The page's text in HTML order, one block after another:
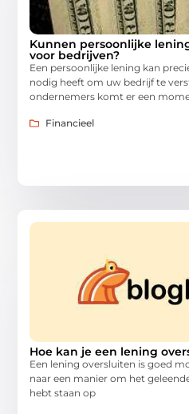
Kunnen persoonlijke
voor bedrijven?
Een persoonlijke lening kan
nodig heeft om uw bedrijf te
ondernemers komt er een
Financieel
Hoe kan je een lening
Een lening oversluiten is goed
naar een manier om het
hebt staan op